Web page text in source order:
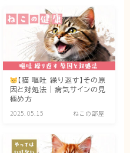
【猫 嘔吐 繰り返す】その原
因と対処法｜病気サインの見
極め方
2025.05.15 ねこの部屋